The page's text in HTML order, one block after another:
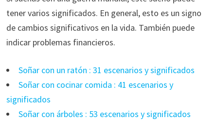
tener varios significados. En general, esto es un signo
de cambios significativos en la vida. También puede
indicar problemas financieros.
Soñar con un ratón : 31 escenarios y significados
Soñar con cocinar comida : 41 escenarios y
significados
Soñar con árboles : 53 escenarios y significados